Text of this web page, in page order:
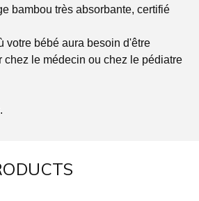
bambou très absorbante, certifié
votre bébé aura besoin d'être
chez le médecin ou chez le pédiatre